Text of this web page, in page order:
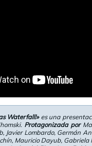
Waterfall!» es una
Protagonizada por
Javier Lombardo, Germán
Mauricio Dayub, Gabriela